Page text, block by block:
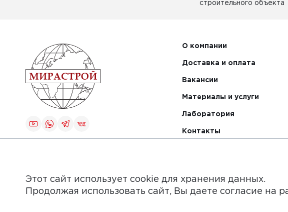
строительного объекта
О компании
Доставка и оплата
Вакансии
Материалы и услуги
Лаборатория
Контакты
Обращаем Ваше внимание на то, что данный интернет-сайт и
Этот сайт использует cookie для хранения данных.
Продолжая использовать сайт, Вы даете согласие на